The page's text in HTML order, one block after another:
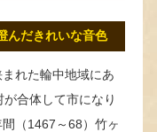
んだきれいな音色
れた輪中地域にあ
合体して市になり
（1467～68）竹ヶ